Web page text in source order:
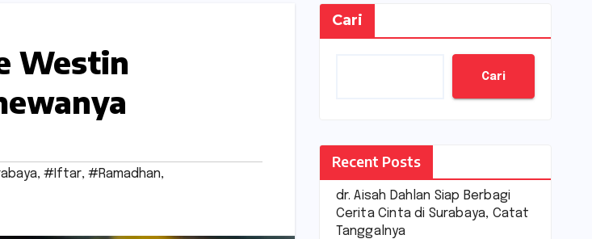
Westin
, #Iftar, #Ramadhan,
Cari
Cari
Recent Posts
dr. Aisah Dahlan Siap Berbagi
Cerita Cinta di Surabaya, Catat
Tanggalnya